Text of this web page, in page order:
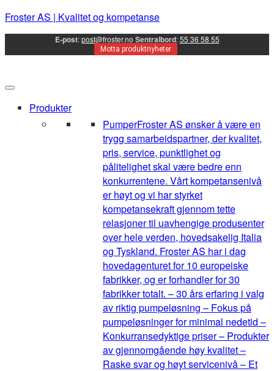
Froster AS | Kvalitet og kompetanse
E-post:post@froster.no Sentralbord:55 36 58 55
Motta produktnyheter
Produkter
PumperFroster AS ønsker å være en
trygg samarbeidspartner, der kvalitet,
pris, service, punktlighet og
pålitelighet skal være bedre enn
konkurrentene. Vårt kompetansenivå
er høyt og vi har styrket
kompetansekraft gjennom tette
relasjoner til uavhengige produsenter
over hele verden, hovedsakelig Italia
og Tyskland. Froster AS har i dag
hovedagenturet for 10 europeiske
fabrikker, og er forhandler for 30
fabrikker totalt. – 30 års erfaring i valg
av riktig pumpeløsning – Fokus på
pumpeløsninger for minimal nedetid –
Konkurransedyktige priser – Produkter
av gjennomgående høy kvalitet –
Raske svar og høyt servicenivå – Et